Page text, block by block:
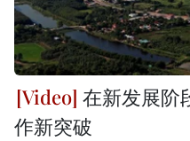
在新发展阶
作新突破